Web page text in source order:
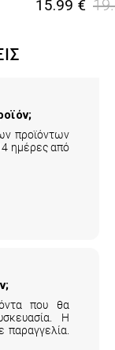
15.99 €
προϊόντων
ημέρες από
που θα
Η